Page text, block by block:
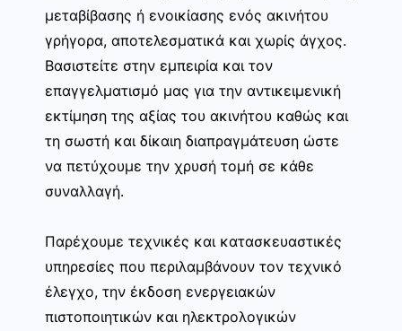
μεταβίβασης ή ενοικίασης ενός ακινήτου
γρήγορα, αποτελεσματικά και χωρίς άγχος.
Βασιστείτε στην εμπειρία και τον
επαγγελματισμό μας για την αντικειμενική
εκτίμηση της αξίας του ακινήτου καθώς και
τη σωστή και δίκαιη διαπραγμάτευση ώστε
να πετύχουμε την χρυσή τομή σε κάθε
συναλλαγή.
Παρέχουμε τεχνικές και κατασκευαστικές
υπηρεσίες που περιλαμβάνουν τον τεχνικό
έλεγχο, την έκδοση ενεργειακών
πιστοποιητικών και ηλεκτρολογικών